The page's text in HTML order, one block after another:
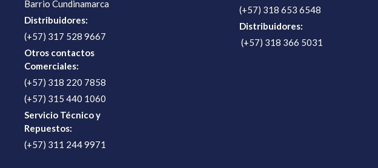
Barrio Cundinamarca
Distribuidores:
(+57) 317 528 9667
Otros contactos
Comerciales:
(+57) 318 220 7858
(+57) 315 440 1060
Servicio Técnico y
Repuestos:
(+57) 311 244 9971
(+57) 318 653 6548
Distribuidores:
(+57) 318 366 5031